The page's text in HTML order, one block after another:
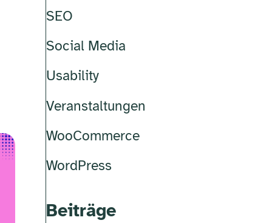
SEO
Social Media
Usability
Veranstaltungen
WooCommerce
WordPress
Beiträge